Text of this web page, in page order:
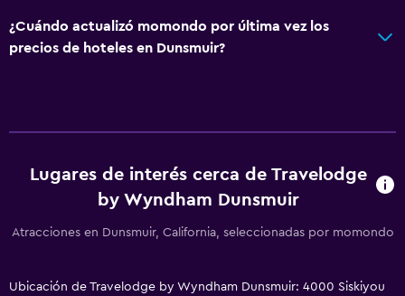
¿Cuándo actualizó momondo por última vez los
precios de hoteles en Dunsmuir?
Lugares de interés cerca de Travelodge
by Wyndham Dunsmuir
Atracciones en Dunsmuir, California, seleccionadas por momondo
Ubicación de Travelodge by Wyndham Dunsmuir: 4000 Siskiyou